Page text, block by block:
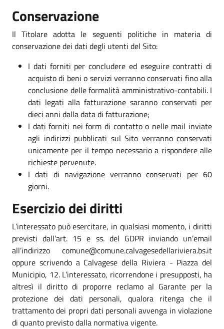
Conservazione
Il Titolare adotta le seguenti politiche in materia di
conservazione dei dati degli utenti del Sito:
I dati forniti per concludere ed eseguire contratti di
acquisto di beni o servizi verranno conservati fino alla
conclusione delle formalità amministrativo-contabili. I
dati legati alla fatturazione saranno conservati per
dieci anni dalla data di fatturazione;
I dati forniti nei form di contatto o nelle mail inviate
agli indirizzi pubblicati sul Sito verranno conservati
unicamente per il tempo necessario a rispondere alle
richieste pervenute.
I dati di navigazione verranno conservati per 60
giorni.
Esercizio dei diritti
L’interessato può esercitare, in qualsiasi momento, i diritti
previsti dall’art. 15 e ss. del GDPR inviando un’email
all’indirizzo comune@comune.calvagesedellariviera.bs.it
oppure scrivendo a Calvagese della Riviera - Piazza del
Municipio, 12. L’interessato, ricorrendone i presupposti, ha
altresì il diritto di proporre reclamo al Garante per la
protezione dei dati personali, qualora ritenga che il
trattamento dei propri dati personali avvenga in violazione
di quanto previsto dalla normativa vigente.